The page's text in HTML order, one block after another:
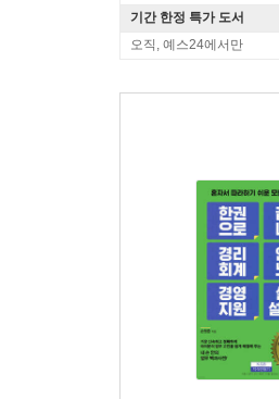
기간 한정 특가 도서
오직, 예스24에서만